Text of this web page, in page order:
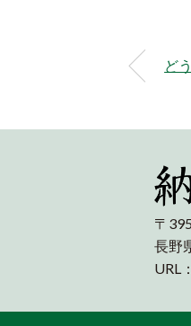
ど
〒
長野
URL：